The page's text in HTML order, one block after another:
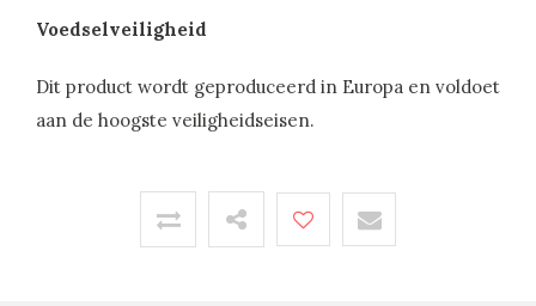
Voedselveiligheid
Dit product wordt geproduceerd in Europa en voldoet
aan de hoogste veiligheidseisen.